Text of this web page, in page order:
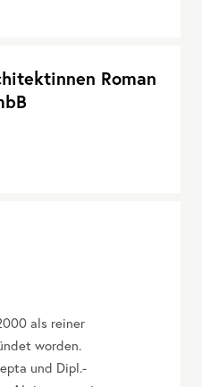
Roman
als reiner
worden.
und Dipl.-